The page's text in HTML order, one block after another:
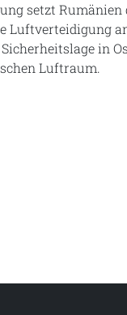
setzt Rumänien
in
Luftraum.